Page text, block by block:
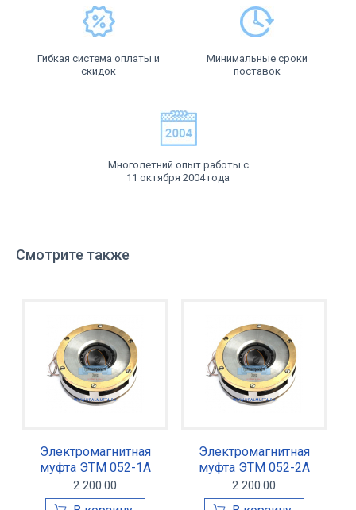
Гибкая система оплаты и
скидок
Минимальные сроки
поставок
Многолетний опыт работы с
11 октября 2004 года
Смотрите также
Электромагнитная
муфта ЭТМ 052-1А
2 200.00
Электромагнитная
муфта ЭТМ 052-2А
2 200.00